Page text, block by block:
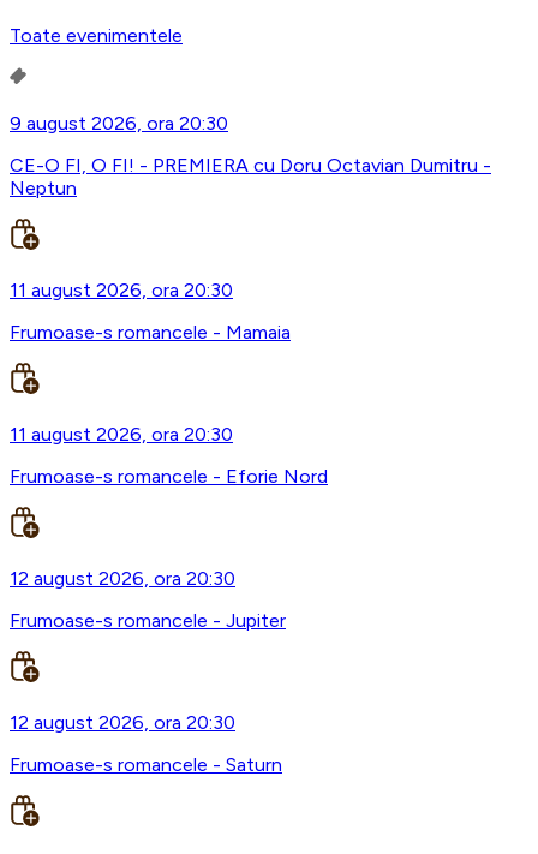
Toate evenimentele
9 august 2026, ora 20:30
CE-O FI, O FI! - PREMIERA cu Doru Octavian Dumitru -
Neptun
11 august 2026, ora 20:30
Frumoase-s romancele - Mamaia
11 august 2026, ora 20:30
Frumoase-s romancele - Eforie Nord
12 august 2026, ora 20:30
Frumoase-s romancele - Jupiter
12 august 2026, ora 20:30
Frumoase-s romancele - Saturn